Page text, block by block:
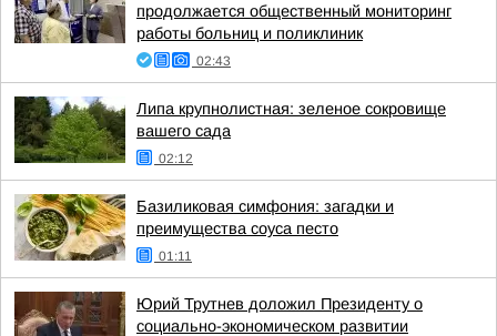
продолжается общественный мониторинг
работы больниц и поликлиник
02:43
Липа крупнолистная: зеленое сокровище
вашего сада
02:12
Базиликовая симфония: загадки и
преимущества соуса песто
01:11
Юрий Трутнев доложил Президенту о
социально-экономическом развитии